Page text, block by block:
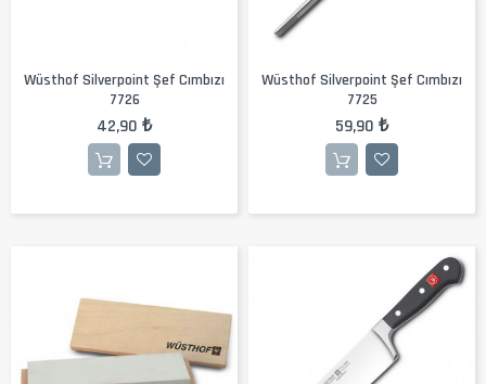
Wüsthof Silverpoint Şef Cımbızı
7726
42,90 ₺
Wüsthof Silverpoint Şef Cımbızı
7725
59,90 ₺